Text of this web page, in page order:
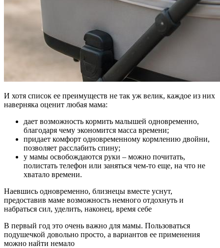
И хотя список ее преимуществ не так уж велик, каждое из них
наверняка оценит любая мама:
дает возможность кормить малышей одновременно,
благодаря чему экономится масса времени;
придает комфорт одновременному кормлению двойни,
позволяет расслабить спину;
у мамы освобождаются руки – можно почитать,
полистать телефон или заняться чем-то еще, на что не
хватало времени.
Наевшись одновременно, близнецы вместе уснут,
предоставив маме возможность немного отдохнуть и
набраться сил, уделить, наконец, время себе
В первый год это очень важно для мамы. Пользоваться
подушечкой довольно просто, а вариантов ее применения
можно найти немало